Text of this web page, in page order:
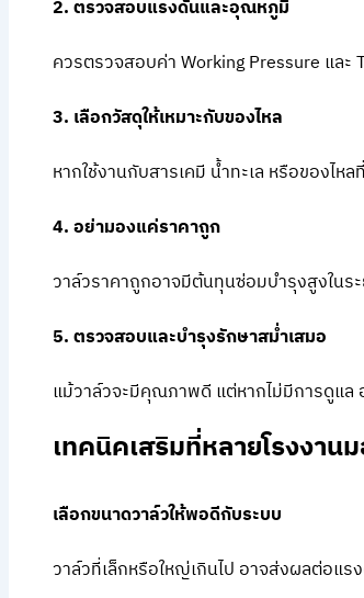
2. ตรวจสอบแรงดันและอุณหภูมิ
ควรตรวจสอบค่า Working Pressure แล
3. เลือกวัสดุให้เหมาะกับของไหล
หากใช้งานกับสารเคมี น้ำทะเล หรือของไ
4. อย่ามองแค่ราคาถูก
วาล์วราคาถูกอาจมีต้นทุนซ่อมบำรุงสูงในร
5. ตรวจสอบและบำรุงรักษาสม่ำเสมอ
แม้วาล์วจะมีคุณภาพดี แต่หากไม่มีการดูแล
เทคนิคเสริมที่หลายโรงงาน
เลือกขนาดวาล์วให้พอดีกับระบบ
วาล์วที่เล็กหรือใหญ่เกินไป อาจส่งผลต่อแร